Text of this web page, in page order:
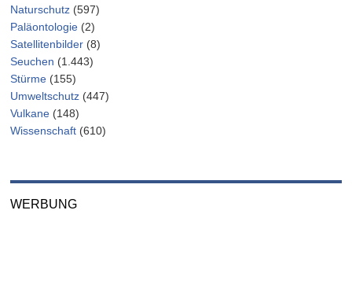
Naturschutz (597)
Paläontologie (2)
Satellitenbilder (8)
Seuchen (1.443)
Stürme (155)
Umweltschutz (447)
Vulkane (148)
Wissenschaft (610)
WERBUNG